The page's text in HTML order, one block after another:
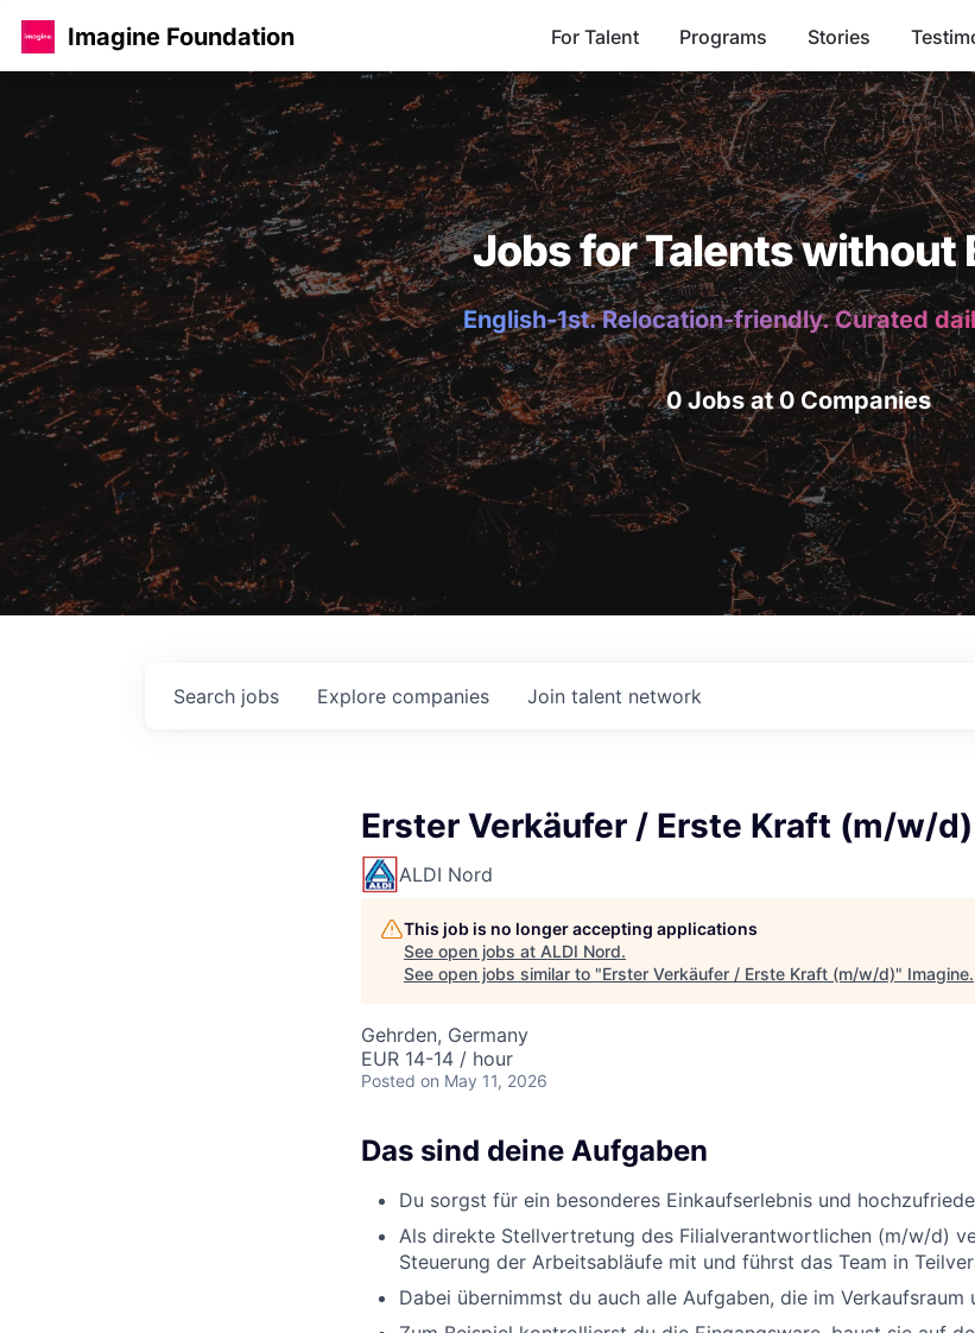
Imagine Foundation For Talent Programs Stories
Jobs for Talents without
English-1st. Relocation-friendly. Curated
0 Jobs at 0 Companies
Search jobs Explore companies Join talent network
Erster Verkäufer / Erste Kraft (m/w/d)
ALDI Nord
This job is no longer accepting applications
See open jobs at ALDI Nord.
See open jobs similar to "Erster Verkäufer / Erste Kraft (m/w/d)" Imagine.
Gehrden, Germany
EUR 14-14 / hour
Posted on May 11, 2026
Das sind deine Aufgaben
Du sorgst für ein besonderes Einkaufserlebnis und
Als direkte Stellvertretung des Filialverantwortlichen (m/w/d)
Steuerung der Arbeitsabläufe mit und führst das Team in
Dabei übernimmst du auch alle Aufgaben, die im Verkaufsraum